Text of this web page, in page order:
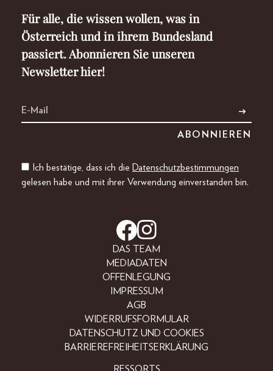
Für alle, die wissen wollen, was in
Österreich und in ihrem Bundesland
passiert. Abonnieren Sie unseren
Newsletter hier!
Ich bestätige, dass ich die Datenschutzbestimmungen
gelesen habe und mit ihrer Verwendung einverstanden bin.
DAS TEAM
MEDIADATEN
OFFENLEGUNG
IMPRESSUM
AGB
WIDERRUFSFORMULAR
DATENSCHUTZ UND COOKIES
BARRIEREFREIHEITSERKLÄRUNG